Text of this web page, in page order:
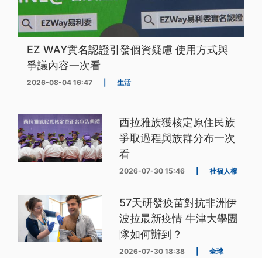
EZ WAY實名認證引發個資疑慮 使用方式與
爭議內容一次看
2026-08-04 16:47 生活
西拉雅族獲核定原住民族
爭取過程與族群分布一次
看
2026-07-30 15:46 社福人權
57天研發疫苗對抗非洲伊
波拉最新疫情 牛津大學團
隊如何辦到？
2026-07-30 18:38 全球